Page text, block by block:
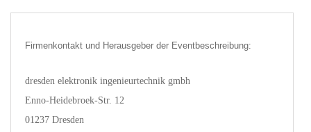
Firmenkontakt und Herausgeber der Eventbeschreibung:
dresden elektronik ingenieurtechnik gmbh
Enno-Heidebroek-Str. 12
01237 Dresden